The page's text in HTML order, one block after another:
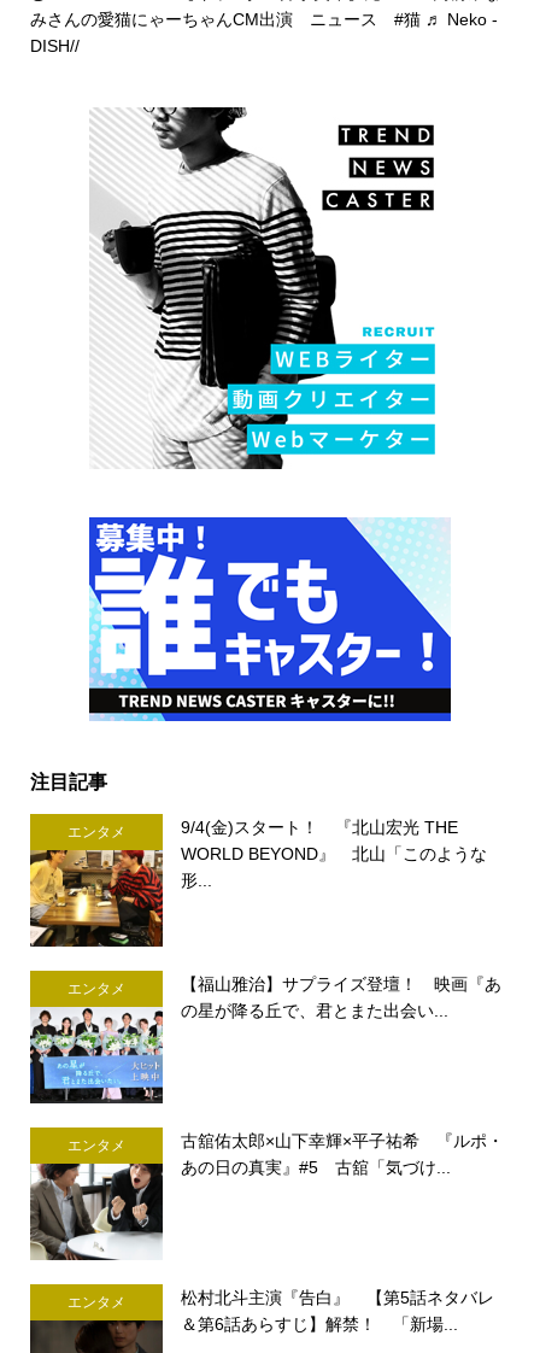
みさんの愛猫にゃーちゃんCM出演 ニュース #猫 ♬ Neko -
DISH//
注目記事
エンタメ
9/4(金)スタート！ 『北山宏光 THE
WORLD BEYOND』 北山「このような
形...
エンタメ
【福山雅治】サプライズ登壇！ 映画『あ
の星が降る丘で、君とまた出会い...
エンタメ
古舘佑太郎×山下幸輝×平子祐希 『ルポ・
あの日の真実』#5 古舘「気づけ...
エンタメ
松村北斗主演『告白』 【第5話ネタバレ
＆第6話あらすじ】解禁！ 「新場...